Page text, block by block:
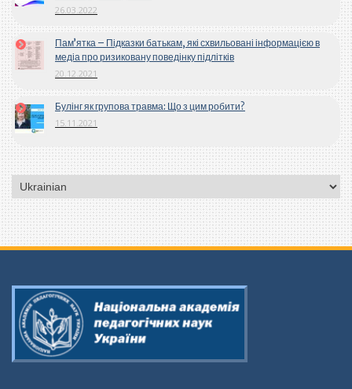
26.03.2022
Пам’ятка – Підказки батькам, які схвильовані інформацією в
медіа про ризиковану поведінку підлітків
20.12.2021
Булінг як групова травма: Що з цим робити?
15.11.2021
Вибрати
мову